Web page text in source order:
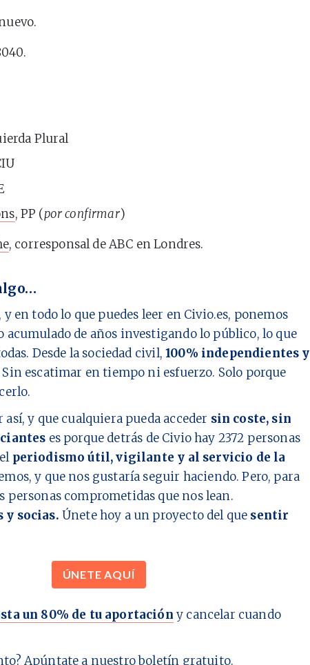
Plural
, PP (por confirmar)
, corresponsal de ABC en Londres.
en todo lo que puedes leer en Civio.es, ponemos
de años investigando lo público, lo que
Desde la sociedad civil,100% independientes y
Sin escatimar en tiempo ni esfuerzo. Solo porque
y que cualquiera pueda acceder sin coste, sin
es porque detrás de Civio hay 2372 personas
periodismo útil, vigilante y al servicio de la
y que nos gustaría seguir haciendo. Pero, para
personas comprometidas que nos lean.
y socias. Únete hoy a un proyecto del que sentir
ÚNETE AQUÍ
un 80% de tu aportación y cancelar cuando
Apúntate a nuestro boletín gratuito.